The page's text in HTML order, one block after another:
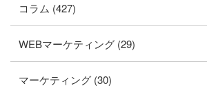
コラム (427)
WEBマーケティング (29)
マーケティング (30)